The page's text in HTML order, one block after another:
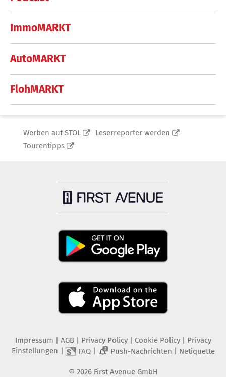
ImmoMARKT
AutoMARKT
FlohMARKT
Werben auf STOL
Leserreporter werden
Tourentipps
Impressum AGB Privacy Policy| Cookie Policy| Privacy
Einstellungen
FAQ| 2 Push-Nachrichten Netiquette
© 2026 First Avenue GmbH